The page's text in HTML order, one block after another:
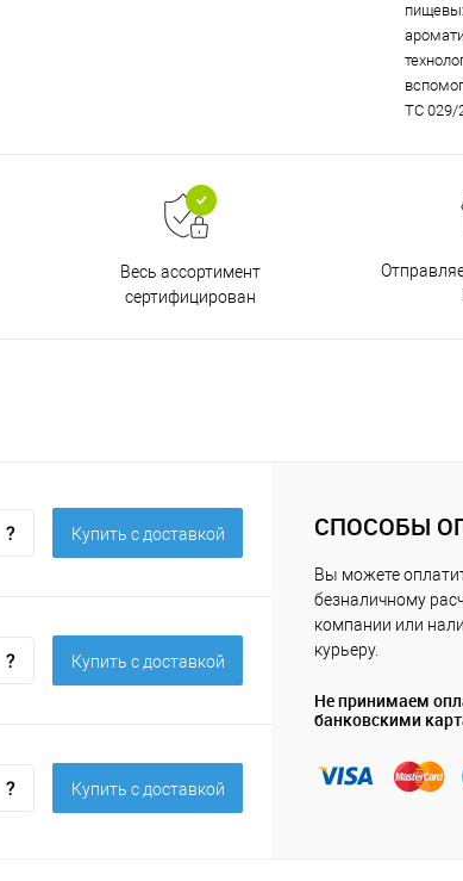
ТС 029/
Весь ассортимент
сертифицирован
Купить c доставкой
Купить c доставкой
Купить c доставкой
СПОСОБЫ
Вы можете
безналичному
компании или
курьеру.
Не принимаем
банковскими